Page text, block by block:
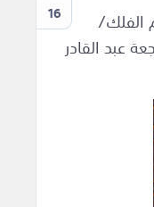
16
الفلك/
عبد القادر